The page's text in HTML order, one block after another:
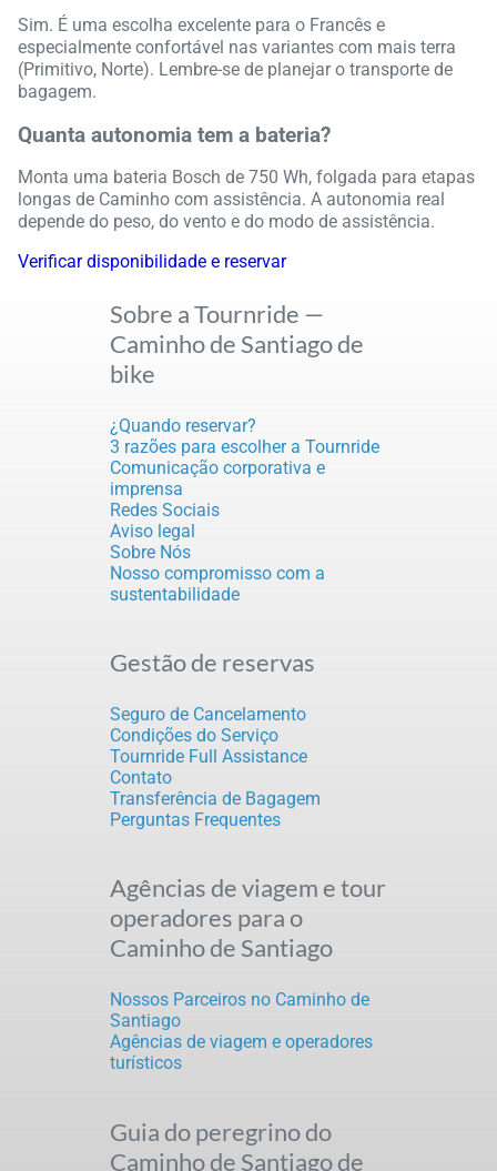
Sim. É uma escolha excelente para o Francês e
especialmente confortável nas variantes com mais terra
(Primitivo, Norte). Lembre-se de planejar o transporte de
bagagem.
Quanta autonomia tem a bateria?
Monta uma bateria Bosch de 750 Wh, folgada para etapas
longas de Caminho com assistência. A autonomia real
depende do peso, do vento e do modo de assistência.
Verificar disponibilidade e reservar
Sobre a Tournride —
Caminho de Santiago de
bike
¿Quando reservar?
3 razões para escolher a Tournride
Comunicação corporativa e
imprensa
Redes Sociais
Aviso legal
Sobre Nós
Nosso compromisso com a
sustentabilidade
Gestão de reservas
Seguro de Cancelamento
Condições do Serviço
Tournride Full Assistance
Contato
Transferência de Bagagem
Perguntas Frequentes
Agências de viagem e tour
operadores para o
Caminho de Santiago
Nossos Parceiros no Caminho de
Santiago
Agências de viagem e operadores
turísticos
Guia do peregrino do
Caminho de Santiago de